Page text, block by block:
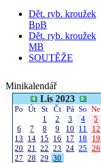
Dět. ryb. kroužek
BpB
Dět. ryb. kroužek
MB
SOUTĚŽE
Minikalendář
Lis 2023
Po Út St Čt Pá So Ne
1
2 3 4
5
6
7 8 9 10 11
12
13 14 15 16 17 18
19
20 21 22 23 24 25 26
27 28 29 30